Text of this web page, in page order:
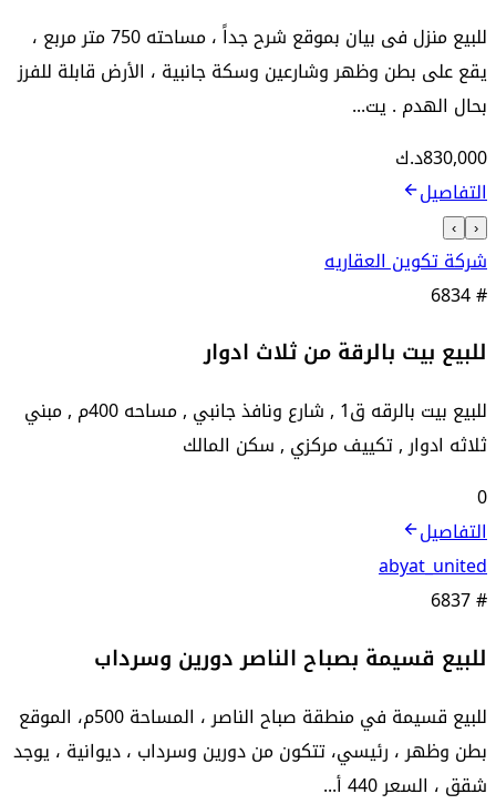
للبيع منزل فى بيان بموقع شرح جداً ، مساحته 750 متر مربع ،
يقع على بطن وظهر وشارعين وسكة جانبية ، الأرض قابلة للفرز
بحال الهدم . يت...
830,000د.ك
التفاصيل
‹
›
شركة تكوين العقاريه
6834#
للبيع بيت بالرقة من ثلاث ادوار
للبيع بيت بالرقه ق1 , شارع ونافذ جانبي , مساحه 400م , مبني
ثلاثه ادوار , تكييف مركزي , سكن المالك
0
التفاصيل
abyat_united
6837#
للبيع قسيمة بصباح الناصر دورين وسرداب
للبيع قسيمة في منطقة صباح الناصر ، المساحة 500م، الموقع
بطن وظهر ، رئيسي، تتكون من دورين وسرداب ، ديوانية ، يوجد
شقق ، السعر 440 أ...